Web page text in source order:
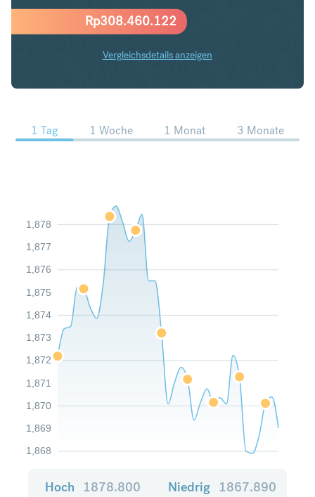
Rp308.460.122
Vergleichsdetails anzeigen
SEK in IDR Trends
1 Tag 1 Woche 1 Monat 3 Monate
1,868
1,869
1,870
1,871
1,872
1,873
1,874
1,875
1,876
1,877
1,878
Hoch 1878.800 Niedrig 1867.890